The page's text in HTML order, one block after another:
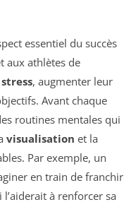
essentiel du succès
aux athlètes de
stress, augmenter leur
Avant chaque
routines mentales qui
visualisation et la
Par exemple, un
en train de franchir
l’aiderait à renforcer sa